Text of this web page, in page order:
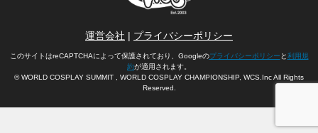
運営会社 | プライバシーポリシー
このサイトはreCAPTCHAによって保護されており、Googleのプライバシーポリシーと利用規
約が適用されます。
© WORLD COSPLAY SUMMIT , WORLD COSPLAY CHAMPIONSHIP, WCS.Inc All Rights
Reserved.